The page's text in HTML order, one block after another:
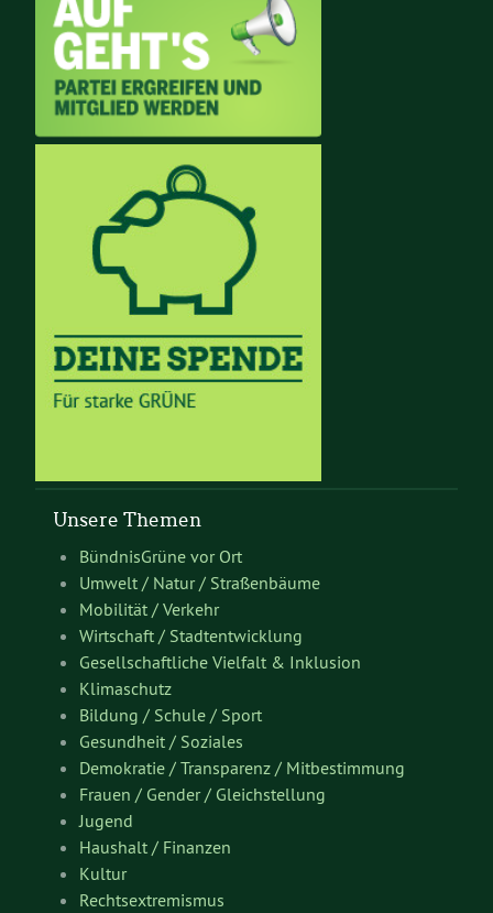
Unsere Themen
BündnisGrüne vor Ort
Umwelt / Natur / Straßenbäume
Mobilität / Verkehr
Wirtschaft / Stadtentwicklung
Gesellschaftliche Vielfalt & Inklusion
Klimaschutz
Bildung / Schule / Sport
Gesundheit / Soziales
Demokratie / Transparenz / Mitbestimmung
Frauen / Gender / Gleichstellung
Jugend
Haushalt / Finanzen
Kultur
Rechtsextremismus